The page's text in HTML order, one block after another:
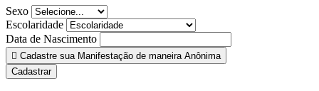
Sexo
Escolaridade
Data de Nascimento
Cadastre sua Manifestação de maneira Anônima
Cadastrar